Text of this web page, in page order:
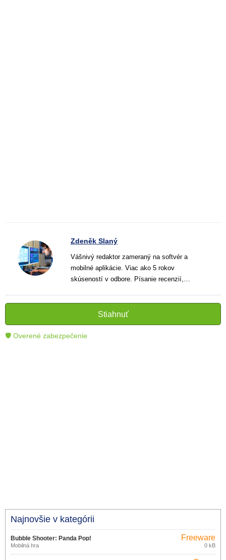
Zdeněk Slaný
Vášnivý redaktor zameraný na softvér a
mobilné aplikácie. Viac ako 5 rokov
skúseností v odbore. Písanie recenzií,
informatívnych textov, ktoré pomáhajú
čitateľom lepšie porozumieť a využiť moderné
technológie.
Stiahnuť
🛡 Overené zabezpečenie
Najnovšie v kategórii
Bubble Shooter: Panda Pop!
13.1.101
Mobilná hra
Freeware
0 kB